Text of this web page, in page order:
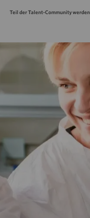
Teil der Talent-Community werden